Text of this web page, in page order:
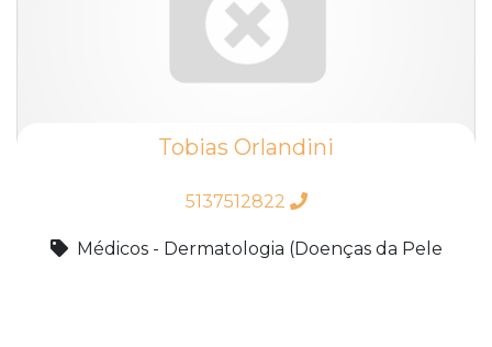
Tobias Orlandini
5137512822
Médicos - Dermatologia (Doenças da Pele